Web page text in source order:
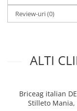
Review-uri(0)
ALTI
Briceag italian
Stilleto Mania,